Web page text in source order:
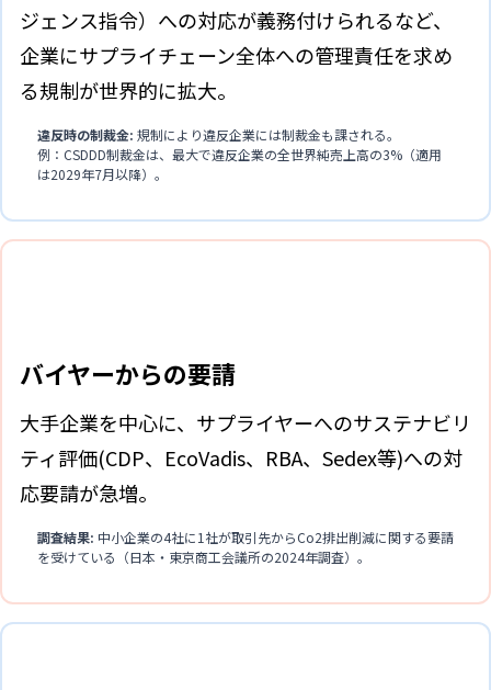
ジェンス指令）への対応が義務付けられるなど、
企業にサプライチェーン全体への管理責任を求め
る規制が世界的に拡大。
違反時の制裁金: 規制により違反企業には制裁金も課される。
例：CSDDD制裁金は、最大で違反企業の全世界純売上高の3%（適用
は2029年7月以降）。
バイヤーからの要請
大手企業を中心に、サプライヤーへのサステナビリ
ティ評価(CDP、EcoVadis、RBA、Sedex等)への対
応要請が急増。
調査結果: 中小企業の4社に1社が取引先からCo2排出削減に関する要請
を受けている（日本・東京商工会議所の2024年調査）。